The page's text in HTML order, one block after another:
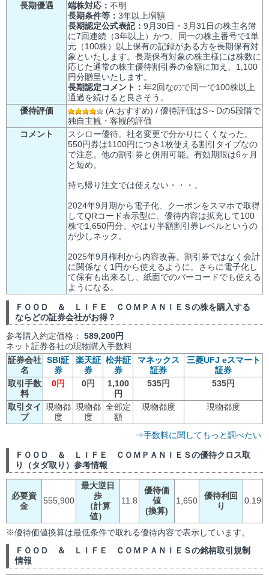
長期優遇 端株対応： 不明
長期条件等： 3年以上増額
長期認定公式表記： 9月30日・3月31日の株主名簿
に7回連続（3年以上）かつ、同一の株主番号で1単
元（100株）以上保有の記録がある方を長期保有対
象といたします。長期保有対象の株主様には株数に
応じた通常の株主優待割引券の金額に加え、1,100
円分贈呈いたします。
長期認定コメント： 年2回なので同一で100株以上
通過を続けると良さそう。
優待評価
(A:おすすめ) / 優待評価はS～Dの5段階で
独自主観・客観的評価
コメント
スシロー優待。社名変更で分かりにくくなった。
550円券は1100円につき1枚使える割引タイプなの
で注意。他の割引券と併用可能。有効期限は6ヶ月
と短め。
持ち帰り注文では使えない・・・。
2024年9月期から電子化、クーポンをスマホで取得
してQRコード表示型に、優待内容は拡充して100
株で1,650円分。やはり半額割引券レベルというの
が少しネック。
2025年9月権利から内容改善。割引券ではなく会計
に関係なく1円から使えるように。さらに電子化し
て保有も出来るし、紙面でのバーコードでも使える
ようになる。
ＦＯＯＤ ＆ ＬＩＦＥ ＣＯＭＰＡＮＩＥＳの株を購入する
ならどの証券会社がお得？
参考購入約定価格： 589,200円
ネット証券各社の現物購入手数料
証券会社
名
SBI証
券
楽天証
券
松井証
券
マネックス
証券
三菱UFJ eスマート
証券
取引手数
料
0円 0円
1,100
円
535円 535円
取引タイ
プ
現物都
度
現物都
度
全部定
額
現物都度 現物都度
⇒手数料に関してもっと調べたい
ＦＯＯＤ ＆ ＬＩＦＥ ＣＯＭＰＡＮＩＥＳの優待クロス取
り（タダ取り）参考情報
必要資
金
555,900
最大逆日
歩
（計算
値）
11.8
優待価
値
(換算)
1,650
優待利回
り
0.19
※優待価値換算は最低条件で取れる優待内容で表示しています。
ＦＯＯＤ ＆ ＬＩＦＥ ＣＯＭＰＡＮＩＥＳの銘柄取引規制
情報